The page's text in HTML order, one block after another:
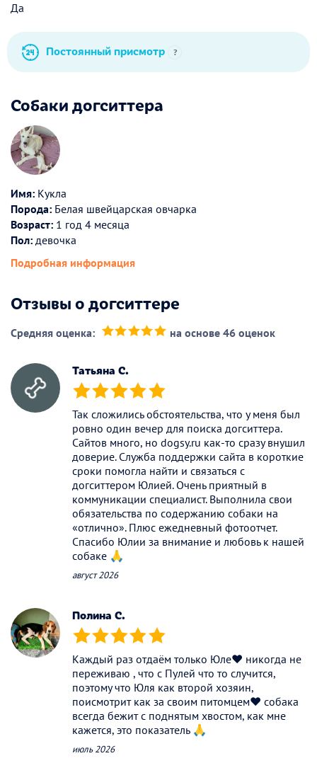
Да
Постоянный присмотр ?
Собаки догситтера
Имя: Кукла
Порода: Белая швейцарская овчарка
Возраст: 1 год 4 месяца
Пол: девочка
Подробная информация
Отзывы о догситтере
Средняя оценка: на основе 46 оценок
Татьяна С.
(*) (*) (*) (*) (*)
Так сложились обстоятельства, что у меня был
ровно один вечер для поиска догситтера.
Сайтов много, но dogsy.ru как-то сразу внушил
доверие. Служба поддержки сайта в короткие
сроки помогла найти и связаться с
догситтером Юлией. Очень приятный в
коммуникации специалист. Выполнила свои
обязательства по содержанию собаки на
«отлично». Плюс ежедневный фотоотчет.
Спасибо Юлии за внимание и любовь к нашей
собаке 🙏
август 2026
Полина С.
(*) (*) (*) (*) (*)
Каждый раз отдаём только Юле❤️ никогда не
переживаю , что с Пулей что то случится,
поэтому что Юля как второй хозяин,
поисмотрит как за своим питомцем❤️ собака
всегда бежит с поднятым хвостом, как мне
кажется, это показатель 🙏
июль 2026